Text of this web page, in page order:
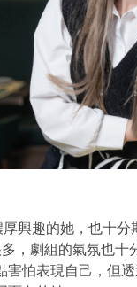
興趣的她，也十
，劇組的氣氛也
怕表現自己，但